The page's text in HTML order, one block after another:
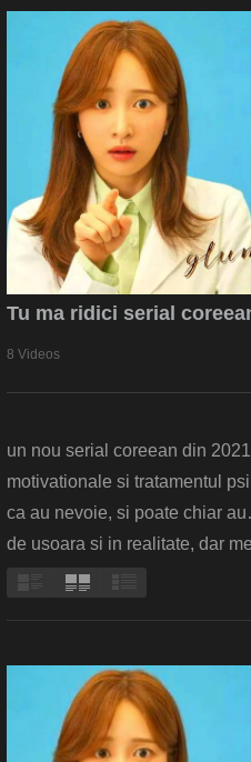
Tu ma ridici serial
8 Videos
un nou serial coreean din
motivationale si tratamentul
ca au nevoie, si poate chiar
de usoara si in realitate, dar